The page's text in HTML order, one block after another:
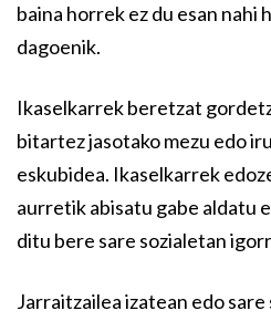
baina horrek ez du esan
dagoenik.
Ikaselkarrek beretzat
bitartez jasotako mezu edo
eskubidea. Ikaselkarrek
aurretik abisatu gabe aldatu
ditu bere sare sozialetan
Jarraitzailea izatean edo